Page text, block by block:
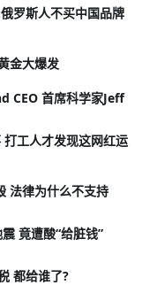
罗斯人不买中国品牌
金大爆发
CEO 首席科学家Jeff
工人才发现这网红运
法律为什么不支持
竟遭酸“给脏钱”
都给谁了?